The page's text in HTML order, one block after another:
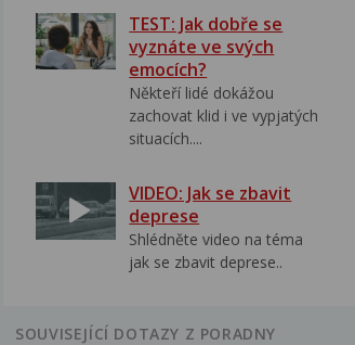
TEST: Jak dobře se
vyznáte ve svých
emocích?
Někteří lidé dokážou
zachovat klid i ve vypjatých
situacích....
VIDEO: Jak se zbavit
deprese
Shlédněte video na téma
jak se zbavit deprese..
SOUVISEJÍCÍ DOTAZY Z PORADNY